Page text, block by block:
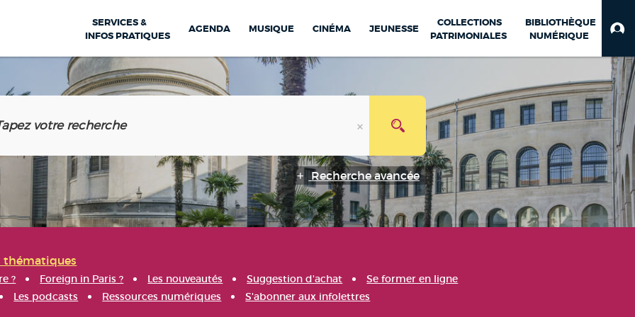
SERVICES &
INFOS PRATIQUES
AGENDA MUSIQUE CINÉMA JEUNESSE
COLLECTIONS
PATRIMONIALES
BIBLIOTHÈQUE
NUMÉRIQUE
Recherche avancée
thématiques
? Foreign in Paris ? Les nouveautés Suggestion d'achat
Se former en ligne
Les podcasts Ressources numériques S'abonner aux infolettres